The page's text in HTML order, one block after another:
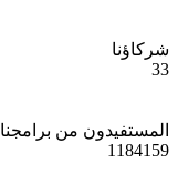
شركاؤنا
33
المستفيدون من برامجنا
1184159